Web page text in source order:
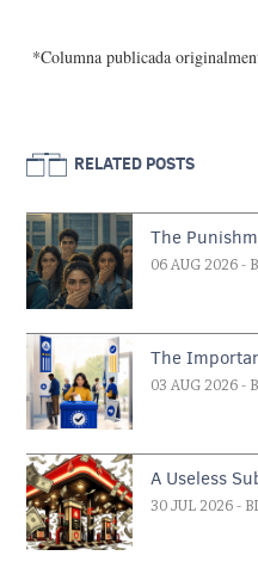
*Columna publicada
RELATED POSTS
The
06 AUG 2026 -
The
03 AUG 2026 -
A Useless
30 JUL 2026 -